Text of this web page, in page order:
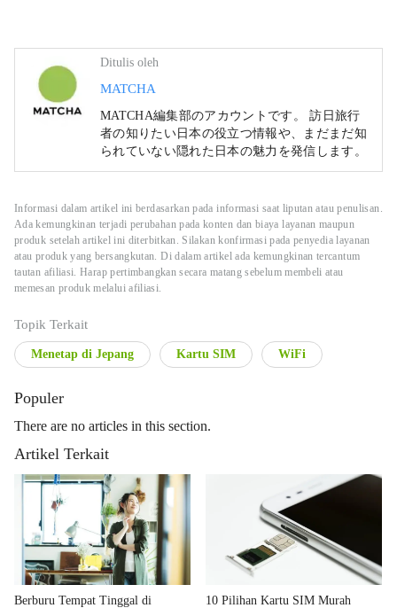
Ditulis oleh
MATCHA
MATCHA編集部のアカウントです。 訪日旅行
者の知りたい日本の役立つ情報や、まだまだ知
られていない隠れた日本の魅力を発信します。
Informasi dalam artikel ini berdasarkan pada informasi saat liputan atau penulisan.
Ada kemungkinan terjadi perubahan pada konten dan biaya layanan maupun
produk setelah artikel ini diterbitkan. Silakan konfirmasi pada penyedia layanan
atau produk yang bersangkutan. Di dalam artikel ada kemungkinan tercantum
tautan afiliasi. Harap pertimbangkan secara matang sebelum membeli atau
memesan produk melalui afiliasi.
Topik Terkait
Menetap di Jepang Kartu SIM WiFi
Populer
There are no articles in this section.
Artikel Terkait
Berburu Tempat Tinggal di
10 Pilihan Kartu SIM Murah